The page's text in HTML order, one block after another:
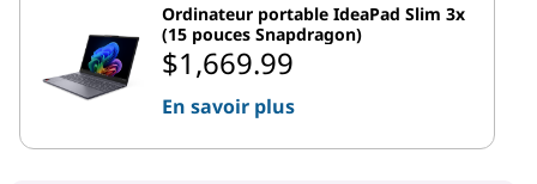
Ordinateur portable IdeaPad Slim 3x
(15 pouces Snapdragon)
$1,669.99
En savoir plus